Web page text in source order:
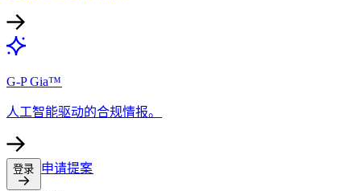
G-P Gia™​​
人工智能驱动的合规情报。​​
登录​​ 申请提案​​